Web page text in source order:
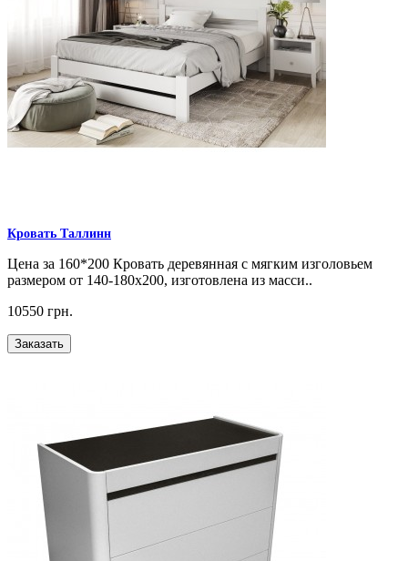
Кровать Таллинн
Цена за 160*200 Кровать деревянная с мягким изголовьем
размером от 140-180х200, изготовлена из масси..
10550 грн.
Заказать